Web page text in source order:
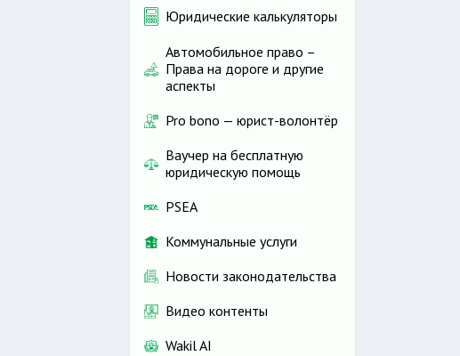
Юридические калькуляторы
Автомобильное право –
Права на дороге и другие
аспекты
Pro bono — юрист-волонтёр
Ваучер на бесплатную
юридическую помощь
PSEA
Коммунальные услуги
Новости законодательства
Видео контенты
Wakil AI